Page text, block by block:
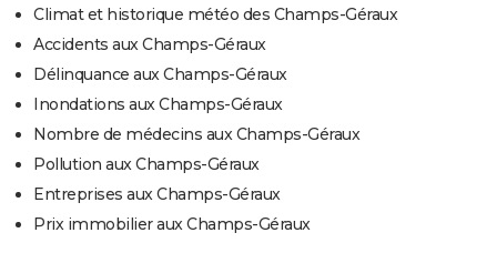
Climat et historique météo des Champs-Géraux
Accidents aux Champs-Géraux
Délinquance aux Champs-Géraux
Inondations aux Champs-Géraux
Nombre de médecins aux Champs-Géraux
Pollution aux Champs-Géraux
Entreprises aux Champs-Géraux
Prix immobilier aux Champs-Géraux